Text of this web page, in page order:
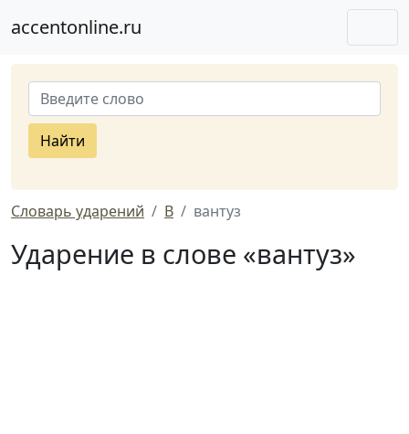
accentonline.ru
Найти
Словарь ударений В вантуз
Ударение в слове «вантуз»